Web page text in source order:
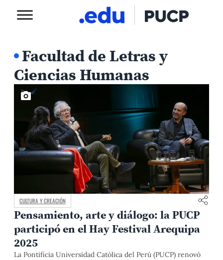
Facultad de Letras y
Ciencias Humanas
CULTURA Y CREACIÓN
Pensamiento, arte y diálogo: la PUCP
participó en el Hay Festival Arequipa
2025
La Pontificia Universidad Católica del Perú (PUCP) renovó